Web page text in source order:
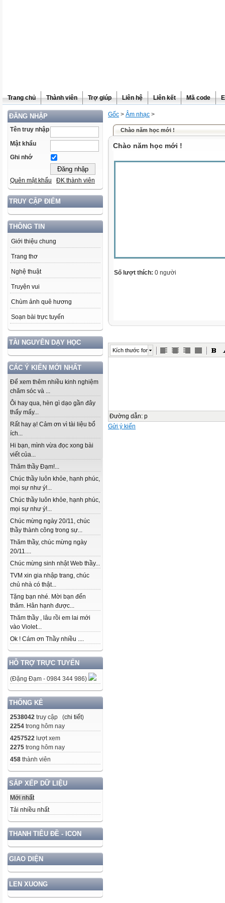
Trang chủ Thành viên Trợ giúp Liên hệ Liên kết Mã code
ĐĂNG NHẬP
Tên truy nhập
Mật khẩu
Ghi nhớ
Quên mật khẩu ĐK thành viên
TRUY CẬP ĐIỂM
THÔNG TIN
Giới thiệu chung
Trang thơ
Nghệ thuật
Truyện vui
Chùm ảnh quê hương
Soạn bài trực tuyến
TÀI NGUYÊN DẠY HỌC
CÁC Ý KIẾN MỚI NHẤT
Để xem thêm nhiều kinh nghiệm
chăm sóc và ...
Ôi hay qua, hèn gì dạo gần đây
thấy mấy...
Rất hay ạ! Cảm ơn vì tài liệu bổ
ích...
Hi bạn, mình vừa đọc xong bài
viết của...
Thăm thầy Đạm!...
Chúc thầy luôn khỏe, hạnh phúc,
mọi sự như ý!...
Chúc thầy luôn khỏe, hạnh phúc,
mọi sự như ý!...
Chúc mừng ngày 20/11, chúc
thầy thành công trong sự...
Thăm thầy, chúc mừng ngày
20/11....
Chúc mừng sinh nhật Web thầy...
TVM xin gia nhập trang, chúc
chủ nhà có thật...
Tặng bạn nhé. Mời bạn đến
thăm. Hân hạnh được...
Thăm thầy , lâu rồi em lai mới
vào Violet...
Ok ! Cám ơn Thầy nhiều ....
HỖ TRỢ TRỰC TUYẾN
(Đặng Đạm - 0984 344 986)
THỐNG KÊ
2538042 truy cập (chi tiết)
2254 trong hôm nay
4257522 lượt xem
2275 trong hôm nay
458 thành viên
SẮP XẾP DỮ LIỆU
Mới nhất
Tải nhiều nhất
THANH TIÊU ĐỀ - ICON
GIAO DIỆN
LEN XUONG
Gốc > Âm nhạc >
Chào năm học mới !
Chào năm học mới !
Số lượt thích: 0 người
Kích thước font
Đường dẫn: p
Gửi ý kiến